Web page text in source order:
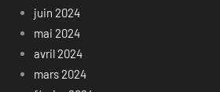
juin 2024
mai 2024
avril 2024
mars 2024